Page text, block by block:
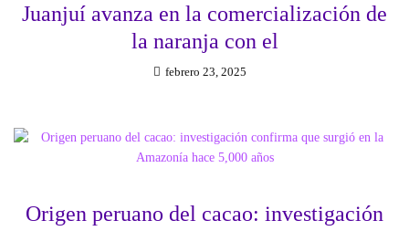
Juanjuí avanza en la comercialización de
la naranja con el
febrero 23, 2025
Origen peruano del cacao: investigación